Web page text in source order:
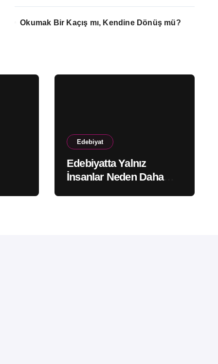
Okumak Bir Kaçış mı, Kendine Dönüş mü?
Edebiyat
Edebiyatta Yalnız
İnsanlar Neden Daha